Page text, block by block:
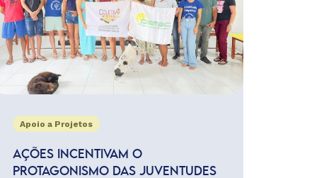
Apoio a Projetos
AÇÕES INCENTIVAM O
PROTAGONISMO DAS JUVENTUDES